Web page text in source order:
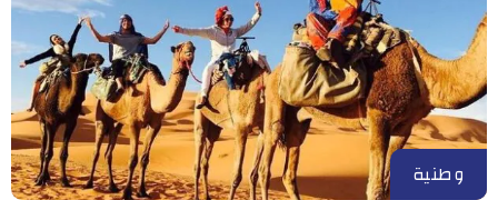
وطنية